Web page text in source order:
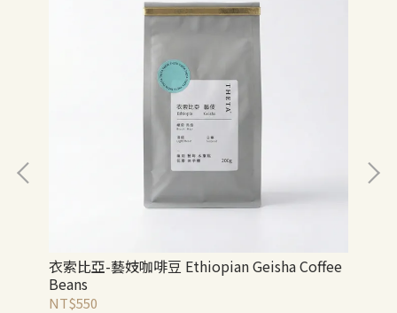
衣索比亞-藝妓咖啡豆 Ethiopian Geisha Coffee
Beans
NT$550